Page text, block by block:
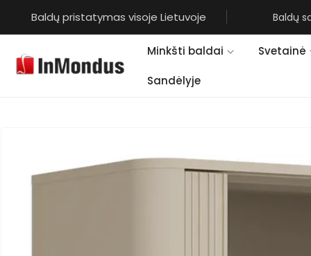
turinį
Baldų pristatymas visoje Lietuvoje Baldų
Minkšti baldai Svetainė
Sandėlyje